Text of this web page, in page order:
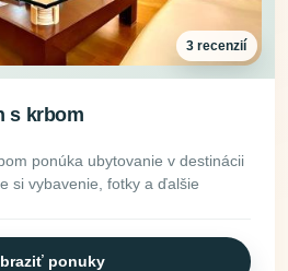
3 recenzií
s krbom
ponúka ubytovanie v destinácii
si vybavenie, fotky a ďalšie
ponuky